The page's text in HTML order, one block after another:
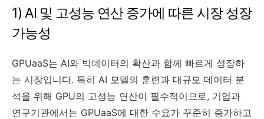
1) AI 및 고성능 연산 증가에 따른 시장 성장
가능성
GPUaaS는 AI와 빅데이터의 확산과 함께 빠르게 성장하
는 시장입니다. 특히 AI 모델의 훈련과 대규모 데이터 분
석을 위해 GPU의 고성능 연산이 필수적이므로, 기업과
연구기관에서는 GPUaaS에 대한 수요가 꾸준히 증가하고